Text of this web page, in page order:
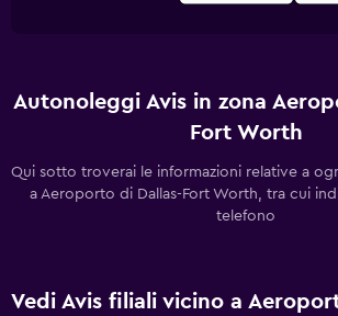
Autonoleggi Avis in zona
Fort Worth
Qui sotto troverai le informazioni relative a
a Aeroporto di Dallas-Fort Worth, tra cui
telefono
Vedi Avis filiali vicino a